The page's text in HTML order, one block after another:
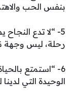
بنفس الحب
5- “لا تدع
رحلة، ليس وجهة
6- “استمتع
الوحيدة التي